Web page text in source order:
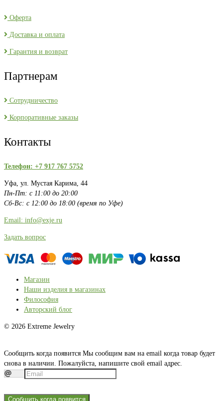
Оферта
Доставка и оплата
Гарантия и возврат
Партнерам
Сотрудничество
Корпоративные заказы
Контакты
Телефон: +7 917 767 5752
Уфа, ул. Мустая Карима, 44
Пн-Пт: с 11:00 до 20:00
Сб-Вс: с 12:00 до 18:00 (время по Уфе)
Email: info@exje.ru
Задать вопрос
Магазин
Наши изделия в магазинах
Философия
Авторский блог
© 2026 Extreme Jewelry
Сообщить когда появится Мы сообщим вам на email когда товар будет
снова в наличии. Пожалуйста, напишите свой email адрес.
Сообщить когда появится